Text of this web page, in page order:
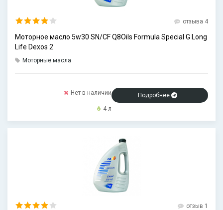
отзыва 4
Моторное масло 5w30 SN/CF Q8Oils Formula Special G Long
Life Dexos 2
Моторные масла
Нет в наличии
Подробнее
4 л
отзыв 1